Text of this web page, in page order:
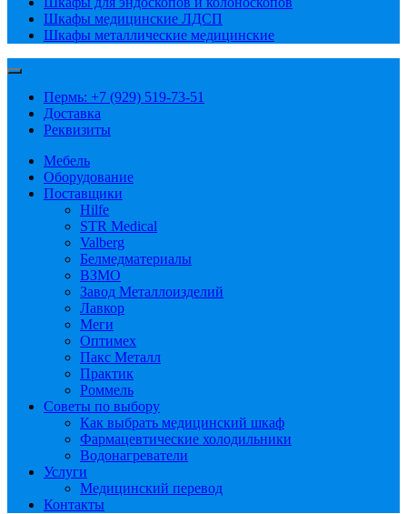
Шкафы медицинские ЛДСП
Шкафы металлические медицинские
Пермь: +7 (929) 519-73-51
Доставка
Реквизиты
Мебель
Оборудование
Поставщики
Hilfe
STR Medical
Valberg
Белмедматериалы
ВЗМО
Завод Металлоизделий
Лавкор
Меги
Оптимех
Пакс Металл
Практик
Роммель
Советы по выбору
Как выбрать медицинский шкаф
Фармацевтические холодильники
Водонагреватели
Услуги
Медицинский перевод
Контакты